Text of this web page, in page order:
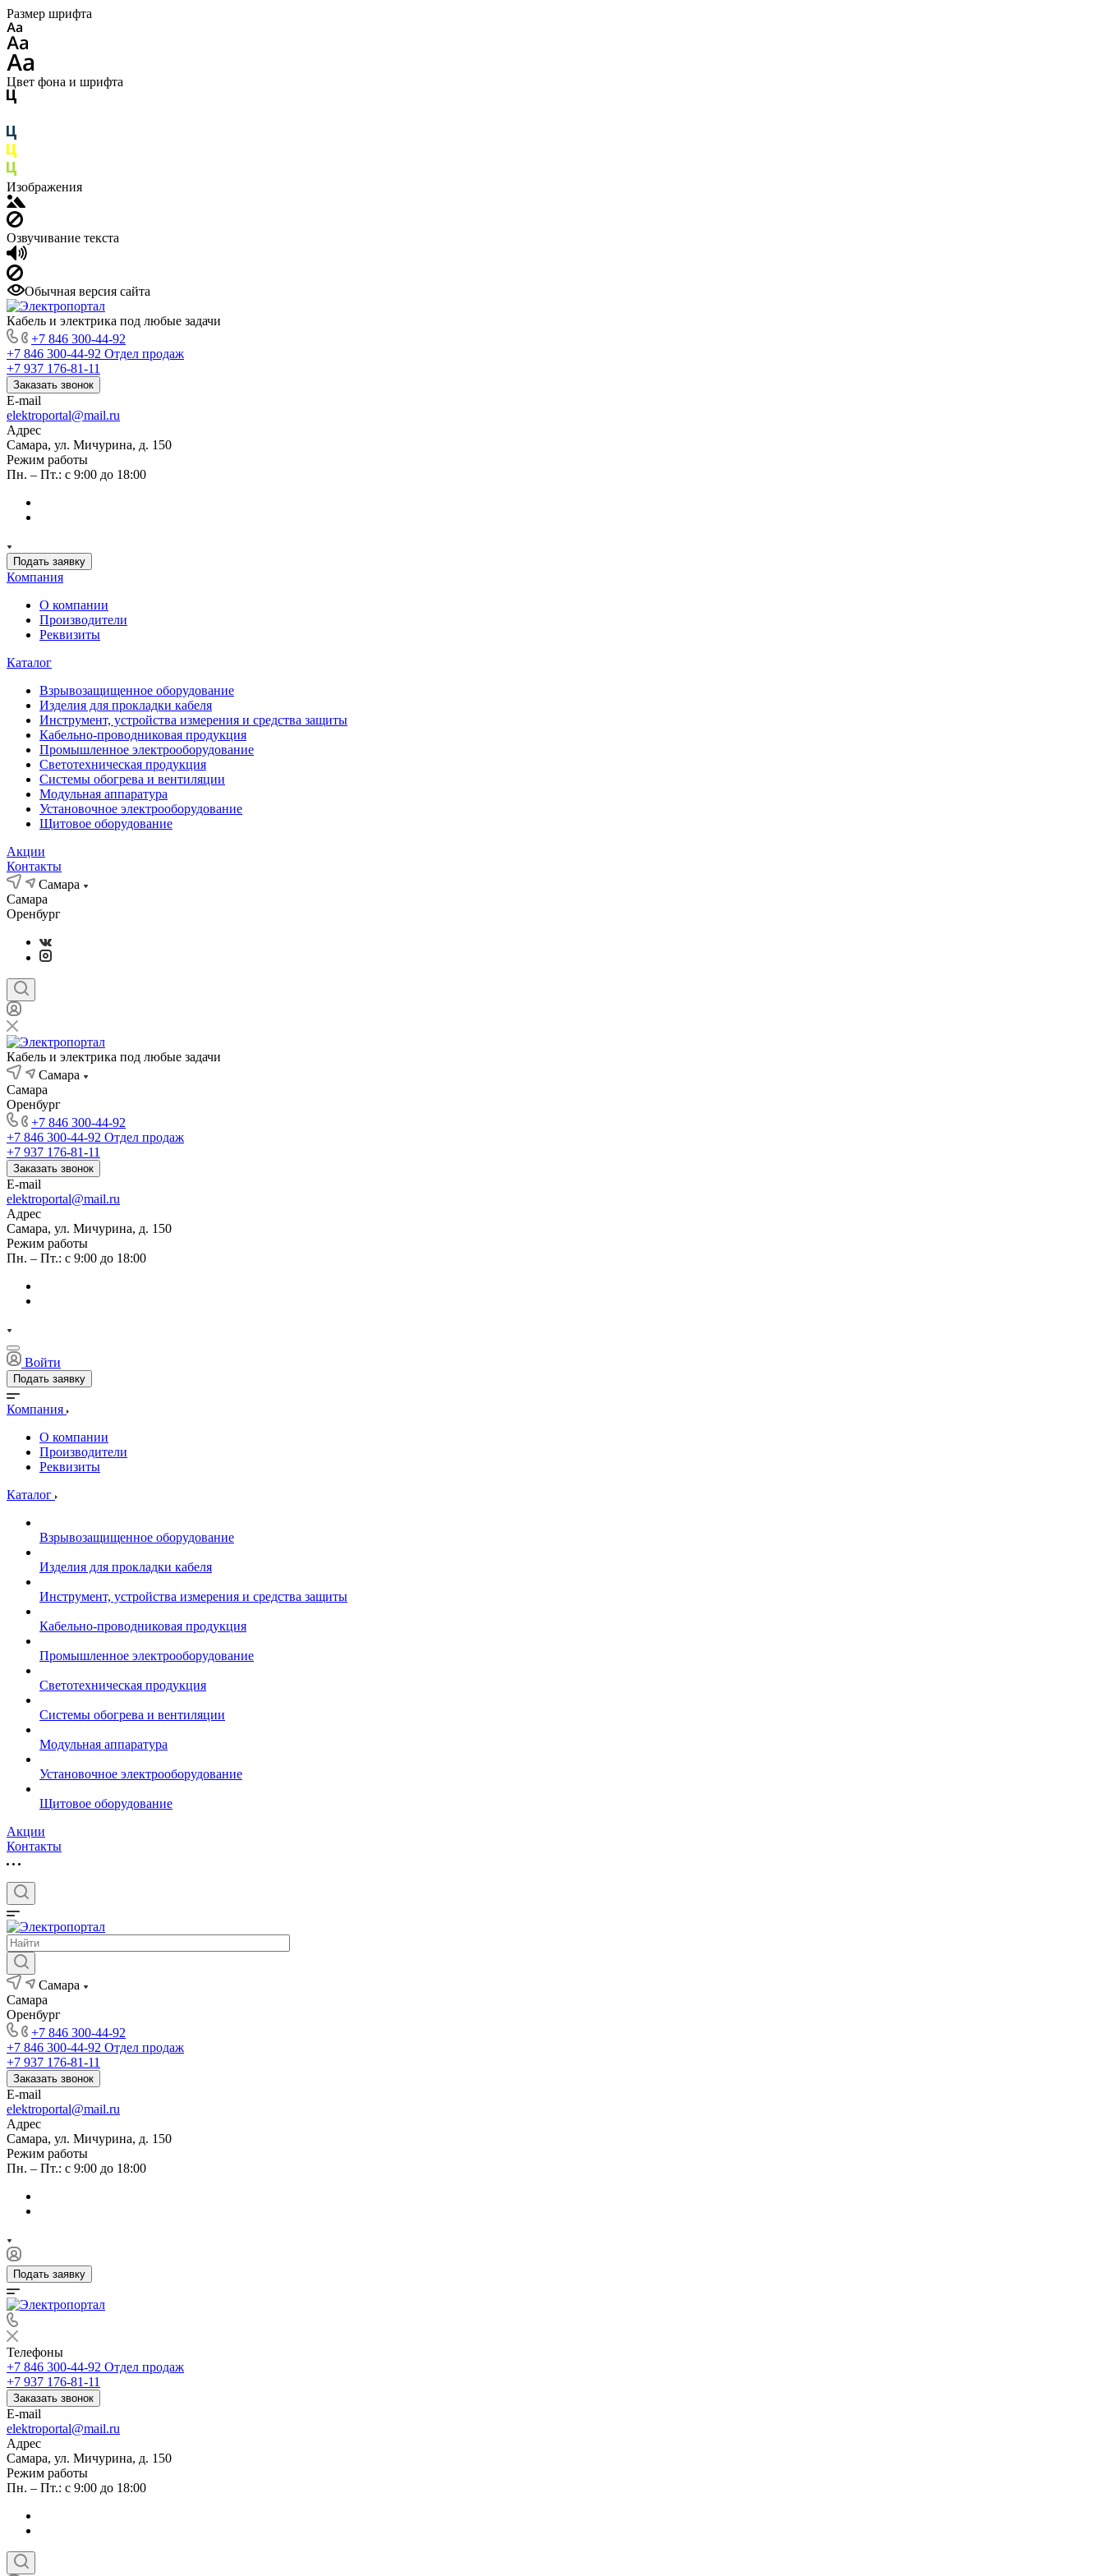
Размер шрифта
Цвет фона и шрифта
Изображения
Озвучивание текста
Обычная версия сайта
Кабель и электрика под любые задачи
+7 846 300-44-92
+7 846 300-44-92 Отдел продаж
+7 937 176-81-11
Заказать звонок
E-mail
elektroportal@mail.ru
Адрес
Самара, ул. Мичурина, д. 150
Режим работы
Пн. – Пт.: с 9:00 до 18:00
Подать заявку
Компания
О компании
Производители
Реквизиты
Каталог
Взрывозащищенное оборудование
Изделия для прокладки кабеля
Инструмент, устройства измерения и средства защиты
Кабельно-проводниковая продукция
Промышленное электрооборудование
Светотехническая продукция
Системы обогрева и вентиляции
Модульная аппаратура
Установочное электрооборудование
Щитовое оборудование
Акции
Контакты
Самара
Самара
Оренбург
Кабель и электрика под любые задачи
Самара
Самара
Оренбург
+7 846 300-44-92
+7 846 300-44-92 Отдел продаж
+7 937 176-81-11
Заказать звонок
E-mail
elektroportal@mail.ru
Адрес
Самара, ул. Мичурина, д. 150
Режим работы
Пн. – Пт.: с 9:00 до 18:00
Войти
Подать заявку
Компания
О компании
Производители
Реквизиты
Каталог
Взрывозащищенное оборудование
Изделия для прокладки кабеля
Инструмент, устройства измерения и средства защиты
Кабельно-проводниковая продукция
Промышленное электрооборудование
Светотехническая продукция
Системы обогрева и вентиляции
Модульная аппаратура
Установочное электрооборудование
Щитовое оборудование
Акции
Контакты
Самара
Самара
Оренбург
+7 846 300-44-92
+7 846 300-44-92 Отдел продаж
+7 937 176-81-11
Заказать звонок
E-mail
elektroportal@mail.ru
Адрес
Самара, ул. Мичурина, д. 150
Режим работы
Пн. – Пт.: с 9:00 до 18:00
Подать заявку
Телефоны
+7 846 300-44-92 Отдел продаж
+7 937 176-81-11
Заказать звонок
E-mail
elektroportal@mail.ru
Адрес
Самара, ул. Мичурина, д. 150
Режим работы
Пн. – Пт.: с 9:00 до 18:00